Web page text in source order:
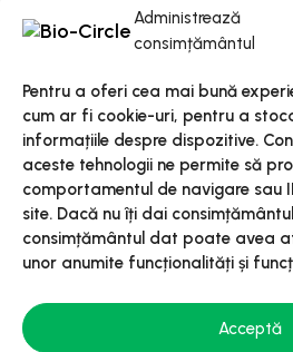
Administrează
consimțământul
Pentru a oferi cea mai bună
cum ar fi cookie-uri, pentru a
informațiile despre dispozitive.
aceste tehnologii ne permite să
comportamentul de navigare sau
site. Dacă nu îți dai
consimțământul dat poate avea
unor anumite funcționalități și
Acceptă